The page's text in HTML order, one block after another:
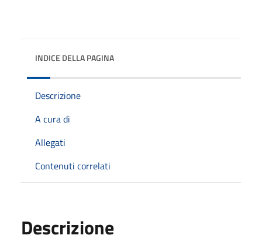
INDICE DELLA PAGINA
Descrizione
A cura di
Allegati
Contenuti correlati
Descrizione